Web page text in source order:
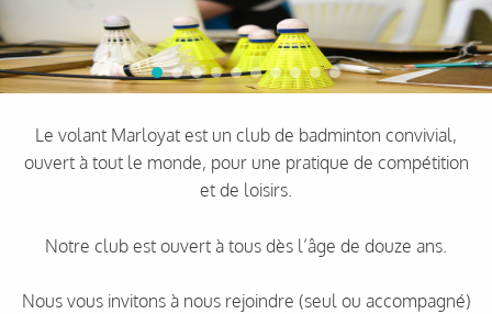
Le volant Marloyat est un club de badminton convivial,
ouvert à tout le monde, pour une pratique de compétition
et de loisirs.
Notre club est ouvert à tous dès l’âge de douze ans.
Nous vous invitons à nous rejoindre (seul ou accompagné)